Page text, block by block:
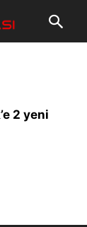
2 yeni